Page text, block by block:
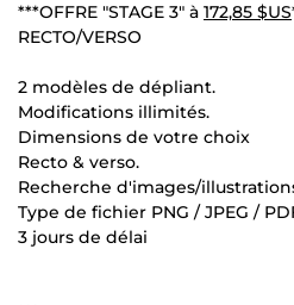
***OFFRE "STAGE 3" à 172,85 $US
RECTO/VERSO
2 modèles de dépliant.
Modifications illimités.
Dimensions de votre choix
Recto & verso.
Recherche d'images/
Type de fichier PNG / JPEG /
3 jours de délai